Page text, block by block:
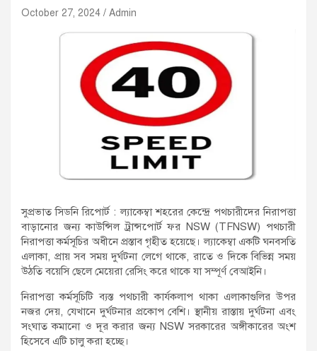
October 27, 2024 Admin
সুপ্রভাত সিডনি রিপোর্ট : ল্যাকেম্বা শহরের কেন্দ্রে পথচারীদের নিরাপত্তা
বাড়ানোর জন্য কাউন্সিল ট্রান্সপোর্ট ফর NSW (TFNSW) পথচারী
নিরাপত্তা কর্মসূচির অধীনে প্রস্তাব গৃহীত হয়েছে। ল্যাকেম্বা একটি ঘনবসতি
এলাকা, প্রায় সব সময় দুর্ঘটনা লেগে থাকে, রাতে ও দিকে বিভিন্ন সময়
উঠতি বয়েসি ছেলে মেয়েরা রেসিং করে থাকে যা সম্পূর্ণ বেআইনি।
নিরাপত্তা কর্মসূচিটি ব্যস্ত পথচারী কার্যকলাপ থাকা এলাকাগুলির উপর
নজর দেয়, যেখানে দুর্ঘটনার প্রকোপ বেশি। স্থানীয় রাস্তায় দুর্ঘটনা এবং
সংঘাত কমানো ও দূর করার জন্য NSW সরকারের অঙ্গীকারের অংশ
হিসেবে এটি চালু করা হচ্ছে।